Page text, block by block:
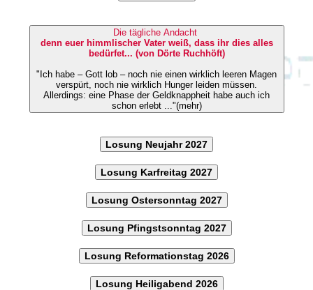
Die tägliche Andacht
denn euer himmlischer Vater weiß, dass ihr dies alles
bedürfet... (von Dörte Ruchhöft)
"Ich habe – Gott lob – noch nie einen wirklich leeren Magen
verspürt, noch nie wirklich Hunger leiden müssen.
Allerdings: eine Phase der Geldknappheit habe auch ich
schon erlebt ..."(mehr)
Losung Neujahr 2027
Losung Karfreitag 2027
Losung Ostersonntag 2027
Losung Pfingstsonntag 2027
Losung Reformationstag 2026
Losung Heiligabend 2026